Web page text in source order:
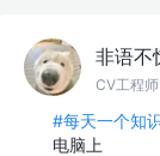
非语不
CV工程师
#每天一个知
电脑上